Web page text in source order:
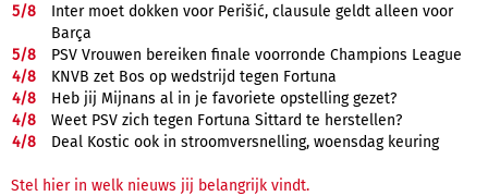
5/8
Inter moet dokken voor Perišić, clausule geldt alleen voor
Barça
5/8
PSV Vrouwen bereiken finale voorronde Champions League
4/8
KNVB zet Bos op wedstrijd tegen Fortuna
4/8
Heb jij Mijnans al in je favoriete opstelling gezet?
4/8
Weet PSV zich tegen Fortuna Sittard te herstellen?
4/8 Deal Kostic ook in stroomversnelling, woensdag keuring
Stel hier in welk nieuws jij belangrijk vindt.